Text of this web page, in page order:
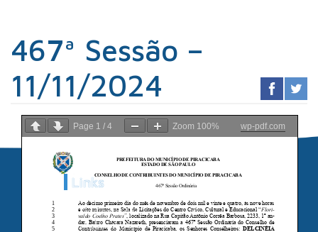
467ª Sessão –
11/11/2024
Page 1 / 4 Zoom 100% wp-pdf.com
Links
Sindicato dos
Contabilistas